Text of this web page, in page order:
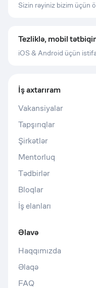
Sizin rəyiniz bizim üçün
Tezliklə, mobil
iOS & Android üçün
İş axtarıram
Vakansiyalar
Tapşırıqlar
Şirkətlər
Mentorluq
Tədbirlər
Bloqlar
İş elanları
Əlavə
Haqqımızda
Əlaqə
FAQ